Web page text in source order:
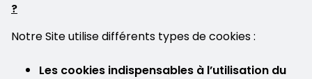
?
Notre Site utilise différents types de cookies :
Les cookies indispensables à l’utilisation du